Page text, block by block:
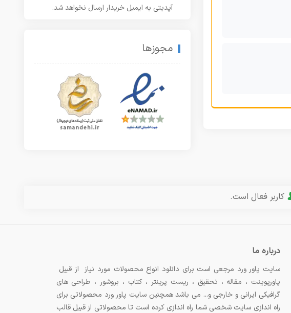
آپدیتی به ایمیل خریدار ارسال نخواهد شد.
مجوزها
کاربر فعال است.
درباره ما
سایت پاور ورد مرجعی است برای دانلود انواع محصولات مورد نیاز از قبیل
پاورپوینت ، مقاله ، تحقیق ، ریست پرینتر ، کتاب ، بروشور ، طراحی های
گرافیکی ایرانی و خارجی و... می باشد همچنین سایت پاور ورد محصولاتی برای
راه اندازی سایت شخصی شما راه اندازی کرده است تا محصولاتی از قبیل قالب